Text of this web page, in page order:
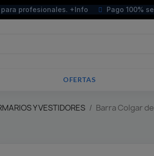
profesionales. +Info Pago 100%
OFERTAS
Y VESTIDORES
Barra Colgar